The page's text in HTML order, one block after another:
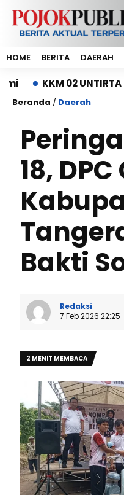
HOME BERITA DAERAH
KKM 02 UNTIRTA
Beranda / Daerah
18,
Bakti
Redaksi
7 Feb 2026 22:25
2 MENIT MEMBACA